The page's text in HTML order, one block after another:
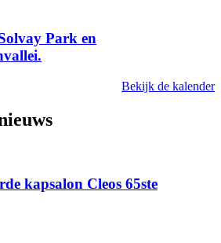
Park en
Bekijk de kalender
kapsalon Cleos 65ste